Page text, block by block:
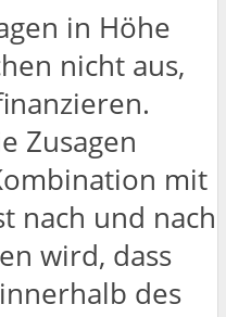
in Höhe
nicht aus,
Zusagen
mit
nach und nach
wird, dass
innerhalb des